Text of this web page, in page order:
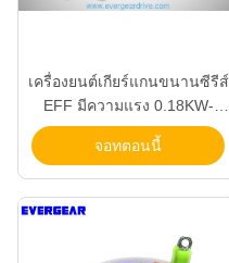
เครื่องยนต์เกียร์แกนขนานซีรีส์
EFF มีความแรง 0.18KW-
200KW และแรงปั่น 200N.m-
18000N.m พร้อมระบบป้องกัน
การเกียร์ C1-C5
จอทตอนนี้